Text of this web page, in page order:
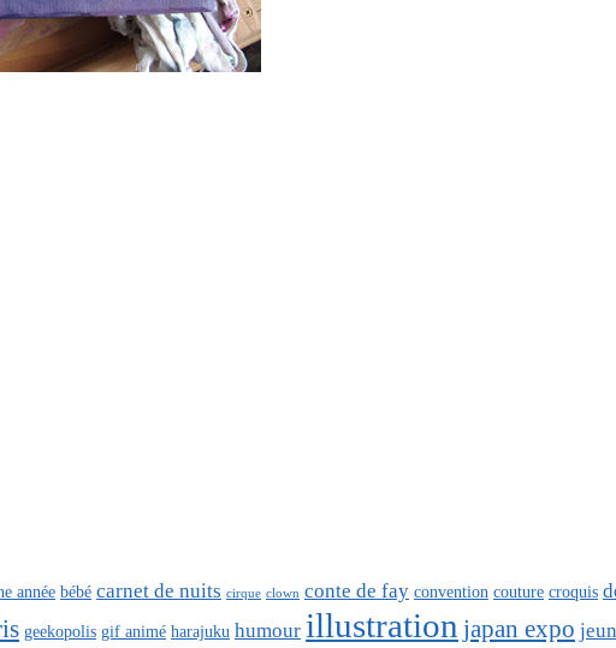
année bébé carnet de nuits cirque clown conte de fay convention couture croquis
geekopolis gif animé harajuku humour illustration japan expo